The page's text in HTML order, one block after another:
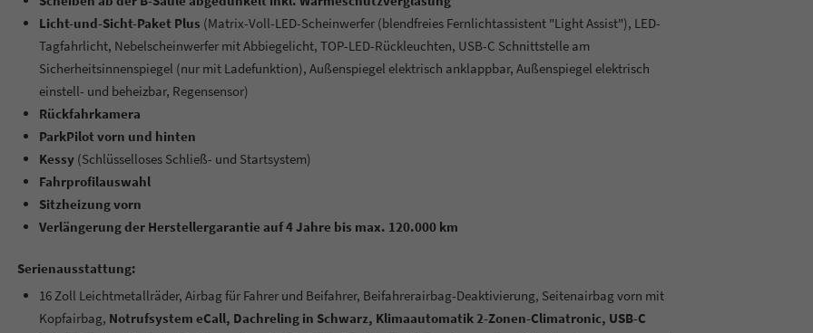
Licht-und-Sicht-Paket Plus (Matrix-Voll-LED-Scheinwerfer (blendfreies Fernlichtassistent "Light Assist"), LED-
Tagfahrlicht, Nebelscheinwerfer mit Abbiegelicht, TOP-LED-Rückleuchten, USB-C Schnittstelle am
Sicherheitsinnenspiegel (nur mit Ladefunktion), Außenspiegel elektrisch anklappbar, Außenspiegel elektrisch
einstell- und beheizbar, Regensensor)
Rückfahrkamera
ParkPilot vorn und hinten
Kessy (Schlüsselloses Schließ- und Startsystem)
Fahrprofilauswahl
Sitzheizung vorn
Verlängerung der Herstellergarantie auf 4 Jahre bis max. 120.000 km
Serienausstattung:
16 Zoll Leichtmetallräder, Airbag für Fahrer und Beifahrer, Beifahrerairbag-Deaktivierung, Seitenairbag vorn mit
Kopfairbag, Notrufsystem eCall, Dachreling in Schwarz, Klimaautomatik 2-Zonen-Climatronic, USB-C